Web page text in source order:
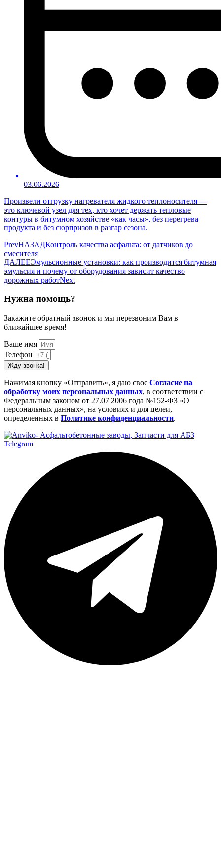
03.06.2026
Произвели отгрузку нагревателя жидкого теплоносителя —
это ключевой узел для тех, кто хочет держать тепловые
контуры в битумном хозяйстве «как часы», без перегрева
продукта и без сюрпризов в разгар сезона.
PrevНАЗАДКонтроль качества асфальта: от датчиков до
смесителя
ДАЛЕЕЭмульсионные установки: как производится битумная
эмульсия и почему от оборудования зависит качество
дорожных работNext
Нужна помощь?
Закажите обратный звонок и мы перезвоним Вам в
ближайшее время!
Ваше имя
Телефон
Жду звонка!
Нажимая кнопку «Отправить», я даю свое Cогласие на
обработку моих персональных данных, в соответствии с
Федеральным законом от 27.07.2006 года №152-ФЗ «О
персональных данных», на условиях и для целей,
определенных в Политике конфиденциальности.
Telegram